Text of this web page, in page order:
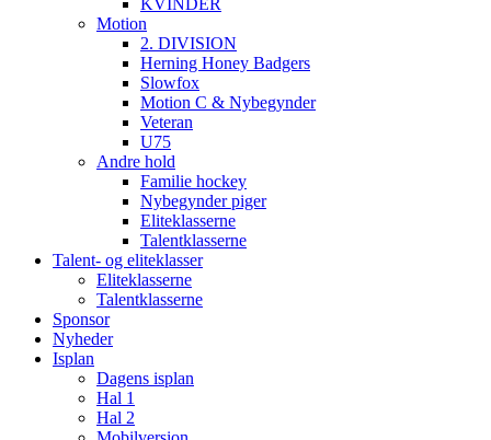
KVINDER
Motion
2. DIVISION
Herning Honey Badgers
Slowfox
Motion C & Nybegynder
Veteran
U75
Andre hold
Familie hockey
Nybegynder piger
Eliteklasserne
Talentklasserne
Talent- og eliteklasser
Eliteklasserne
Talentklasserne
Sponsor
Nyheder
Isplan
Dagens isplan
Hal 1
Hal 2